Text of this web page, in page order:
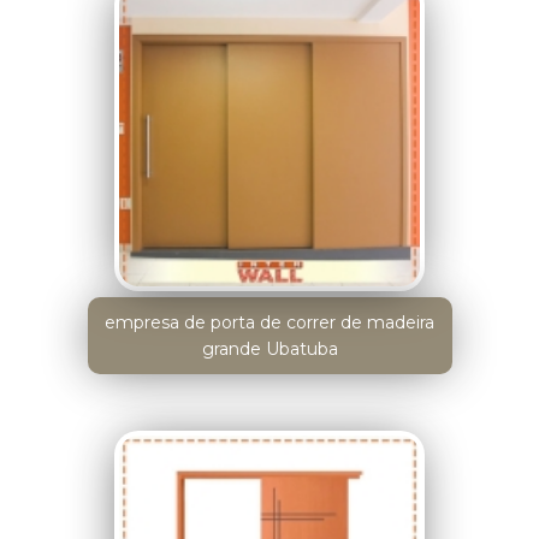
empresa de porta de correr de madeira
grande Ubatuba